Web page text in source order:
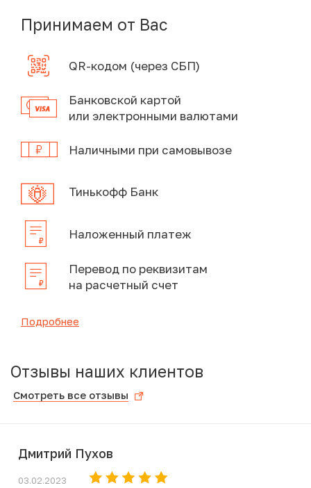
Принимаем от Вас
QR-кодом (через СБП)
Банковской картой
или электронными валютами
Наличными при самовывозе
Тинькофф Банк
Наложенный платеж
Перевод по реквизитам
на расчетный счет
Подробнее
Отзывы наших клиентов
Смотреть все отзывы
Дмитрий Пухов
03.02.2023